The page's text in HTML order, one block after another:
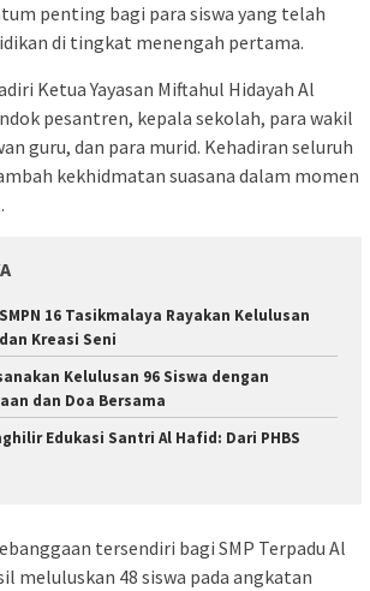
penting bagi para siswa yang telah
di tingkat menengah pertama.
Ketua Yayasan Miftahul Hidayah Al
pesantren, kepala sekolah, para wakil
guru, dan para murid. Kehadiran seluruh
kekhidmatan suasana dalam momen
16 Tasikmalaya Rayakan Kelulusan
Kreasi Seni
Kelulusan 96 Siswa dengan
dan Doa Bersama
Edukasi Santri Al Hafid: Dari PHBS
tersendiri bagi SMP Terpadu Al
meluluskan 48 siswa pada angkatan